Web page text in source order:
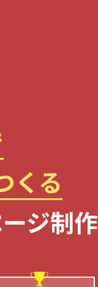
くる
ジ制作